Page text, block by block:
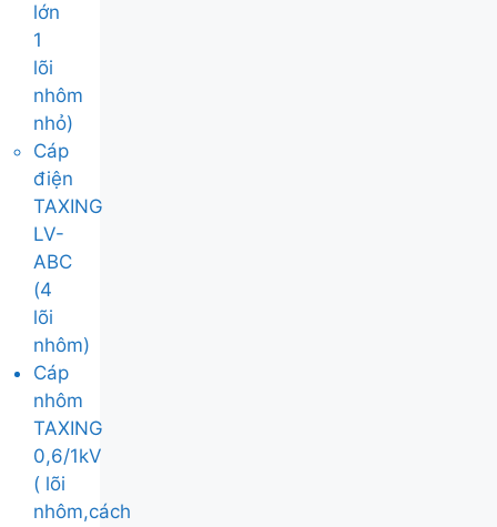
lớn
1
lõi
nhôm
nhỏ)
Cáp
điện
TAXING
LV-
ABC
(4
lõi
nhôm)
Cáp
nhôm
TAXING
0,6/1kV
( lõi
nhôm,cách